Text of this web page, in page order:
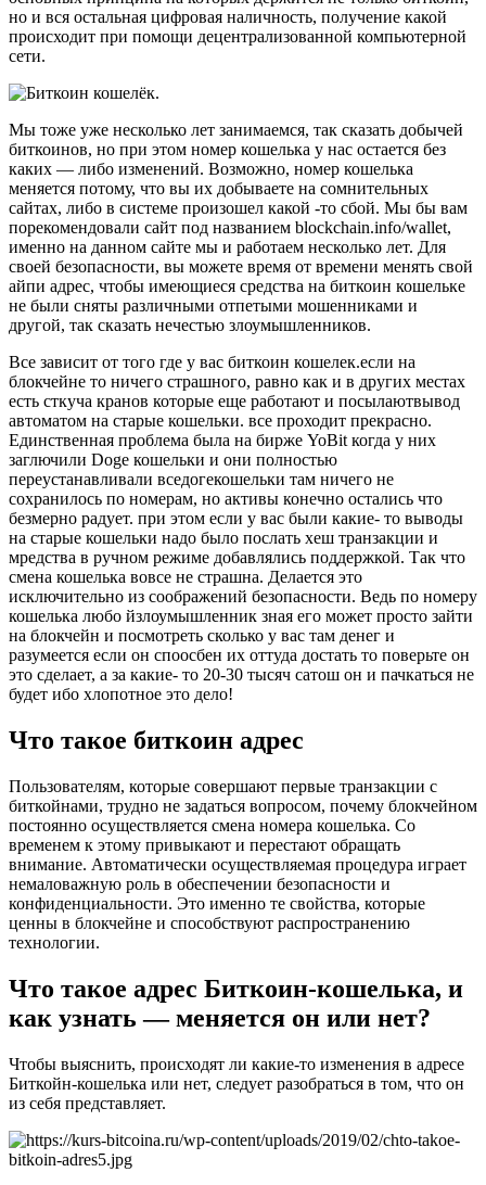
но и вся остальная цифровая наличность, получение какой
происходит при помощи децентрализованной компьютерной
сети.
Мы тоже уже несколько лет занимаемся, так сказать добычей
биткоинов, но при этом номер кошелька у нас остается без
каких — либо изменений. Возможно, номер кошелька
меняется потому, что вы их добываете на сомнительных
сайтах, либо в системе произошел какой -то сбой. Мы бы вам
порекомендовали сайт под названием blockchain.info/wallet,
именно на данном сайте мы и работаем несколько лет. Для
своей безопасности, вы можете время от времени менять свой
айпи адрес, чтобы имеющиеся средства на биткоин кошельке
не были сняты различными отпетыми мошенниками и
другой, так сказать нечестью злоумышленников.
Все зависит от того где у вас биткоин кошелек.если на
блокчейне то ничего страшного, равно как и в других местах
есть сткуча кранов которые еще работают и посылаютвывод
автоматом на старые кошельки. все проходит прекрасно.
Единственная проблема была на бирже YoBit когда у них
заглючили Doge кошельки и они полностью
переустанавливали вседогекошельки там ничего не
сохранилось по номерам, но активы конечно остались что
безмерно радует. при этом если у вас были какие- то выводы
на старые кошельки надо было послать хеш транзакции и
мредства в ручном режиме добавлялись поддержкой. Так что
смена кошелька вовсе не страшна. Делается это
исключительно из соображений безопасности. Ведь по номеру
кошелька любо йзлоумышленник зная его может просто зайти
на блокчейн и посмотреть сколько у вас там денег и
разумеется если он споосбен их оттуда достать то поверьте он
это сделает, а за какие- то 20-30 тысяч сатош он и пачкаться не
будет ибо хлопотное это дело!
Что такое биткоин адрес
Пользователям, которые совершают первые транзакции с
биткойнами, трудно не задаться вопросом, почему блокчейном
постоянно осуществляется смена номера кошелька. Со
временем к этому привыкают и перестают обращать
внимание. Автоматически осуществляемая процедура играет
немаловажную роль в обеспечении безопасности и
конфиденциальности. Это именно те свойства, которые
ценны в блокчейне и способствуют распространению
технологии.
Что такое адрес Биткоин-кошелька, и
как узнать — меняется он или нет?
Чтобы выяснить, происходят ли какие-то изменения в адресе
Биткойн-кошелька или нет, следует разобраться в том, что он
из себя представляет.